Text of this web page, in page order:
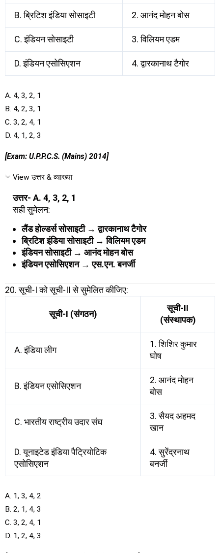
B. ब्रिटिश इंडिया सोसाइटी 2. आनंद मोहन बोस
C. इंडियन सोसाइटी 3. विलियम एडम
D. इंडियन एसोसिएशन 4. द्वारकानाथ टैगोर
A. 4, 3, 2, 1
B. 4, 2, 3, 1
C. 3, 2, 4, 1
D. 4, 1, 2, 3
[Exam: U.P.P.C.S. (Mains) 2014]
View उत्तर & व्याख्या
उत्तर- A. 4, 3, 2, 1
सही सुमेलन:
लैंड होल्डर्स सोसाइटी → द्वारकानाथ टैगोर
ब्रिटिश इंडिया सोसाइटी → विलियम एडम
इंडियन सोसाइटी → आनंद मोहन बोस
इंडियन एसोसिएशन → एस.एन. बनर्जी
20. सूची-I को सूची-II से सुमेलित कीजिए:
सूची-I (संगठन)
सूची-II
(संस्थापक)
A. इंडिया लीग
1. शिशिर कुमार
घोष
B. इंडियन एसोसिएशन
2. आनंद मोहन
बोस
C. भारतीय राष्ट्रीय उदार संघ
3. सैयद अहमद
खान
D. यूनाइटेड इंडिया पैट्रियोटिक
एसोसिएशन
4. सुरेंद्रनाथ
बनर्जी
A. 1, 3, 4, 2
B. 2, 1, 4, 3
C. 3, 2, 4, 1
D. 1, 2, 4, 3